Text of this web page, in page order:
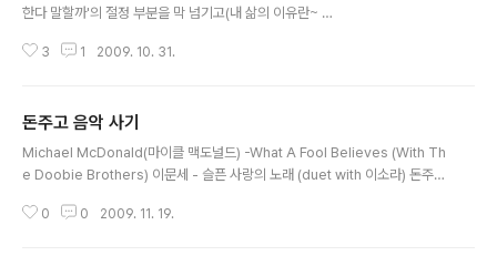
한다 말할까'의 절정 부분을 막 넘기고(내 삶의 이유란~ 말
데. 이게 모르는 상태에서 들어보면 '우레이어~' 뭐 이런 식
글) 이탈리아어로 '내 사랑'이라는 뜻이란다. 요즘 라디오에
서 잘나가고 계신 스윗소로우가 텐텐에서 알려줬다는데.
암튼 김동률, 그는 참 꼼꼼하시다. 이왕이면 라디오 활동이
려는걸까. 암튼 김동률 만세!
3 1 2009. 10. 31.
돈주고 음악 사기
Michael McDonald(마이클 맥도널드) -What A Fool Believes (With Th
e Doobie Brothers) 이문세 - 슬픈 사랑의 노래 (duet with 이소라) 돈주고
랑하는 그런 마인드는 모르겠고, '돈주고 사는게 아깝지 않다'는 인식만 좀 심어
0 0 2009. 11. 19.